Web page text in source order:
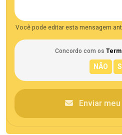
Você pode editar esta mensagem
Concordo com os
Enviar